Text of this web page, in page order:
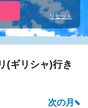
リセット
(ギリシャ)行き